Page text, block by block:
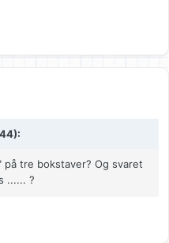
på tre bokstaver? Og svaret
...... ?